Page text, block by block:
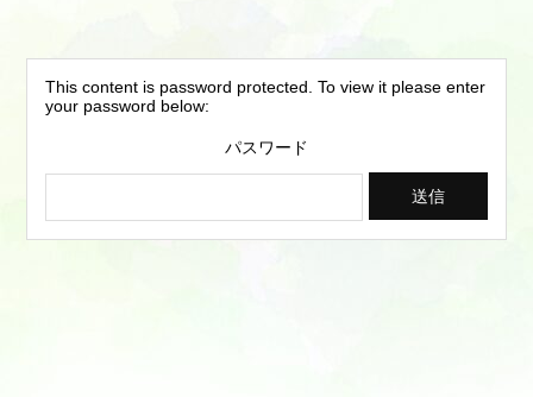
This content is password protected. To view it please enter
your password below:
パスワード